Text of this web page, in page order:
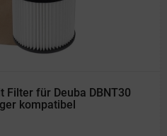
Filter für Deuba DBNT30
kompatibel